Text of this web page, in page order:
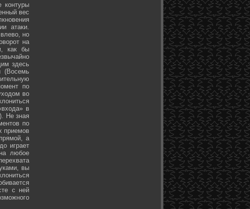
контуры
вес
атаки.
но
на
как бы
здесь
(Восемь
по
во
в
Не зная
по
приемов
а
играет
любое
вы
с ней